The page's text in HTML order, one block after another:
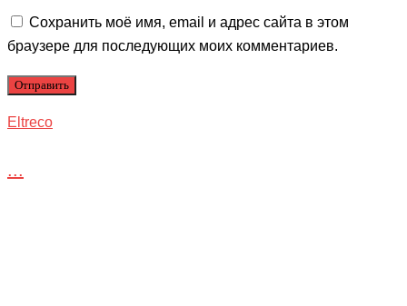
Сохранить моё имя, email и адрес сайта в этом
браузере для последующих моих комментариев.
Eltreco
...